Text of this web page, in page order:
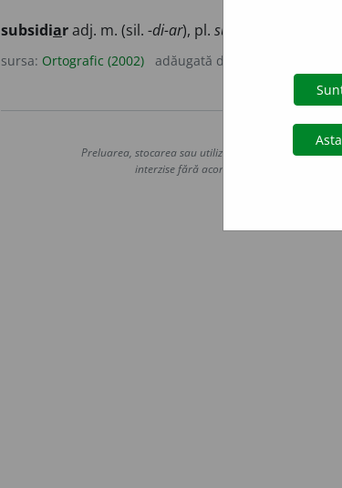
subsidiaradj. m. (sil. -di-ar), pl. subsidi
sursa: Ortografic (2002) adăugată de
Copyright ©
Preluarea, stocarea sau utilizarea datelor de pe
interzise fără acordul nostru prealabil